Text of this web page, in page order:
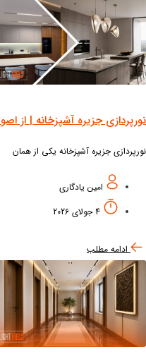
جزیره آشپزخانه | از اصول
جزیره آشپزخانه یکی از همان
برسد، اما می‌تواند ظاهر و کارایی کل این
را متحول کند.
امین یادگاری
4 جولای 2026
ادامه مطلب